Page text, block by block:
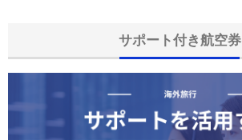
サポート付き航空券